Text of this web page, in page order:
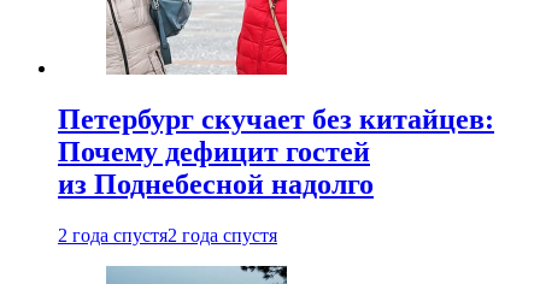
Петербург скучает без китайцев:
Почему дефицит гостей
из Поднебесной надолго
2 года спустя2 года спустя